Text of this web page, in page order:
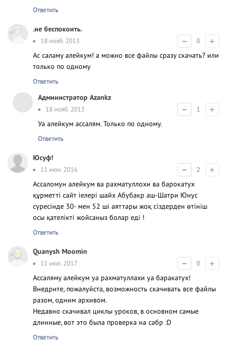
Ответить
.не беспокоить.
18 нояб. 2013 0
Ас саламу алейкум! а можно все файлы сразу скачать? или
только по одному
Ответить
Администратор Azankz
18 нояб. 2013 1
Уа алейкум ассалям. Только по одному.
Ответить
Юсуф!
11 июн. 2016 2
Ассаломун алейкум ва рахматуллохи ва барокатух
құрметті сайт іелері шайх Абубакр аш-Шатри Юнус
сүресінде 30- мен 52 ші аяттары жоқ сіздерден өтініш
осы қателікті жойсаныз болар еді !
Ответить
Quanysh Moomin
11 июл. 2017 0
Ассаляму алейкум уа рахматуллахи уа баракатух!
Внедрите, пожалуйста, возможность скачивать все файлы
разом, одним архивом.
Недавно скачивал циклы уроков, в основном самые
длинные, вот это была проверка на сабр :D
Ответить